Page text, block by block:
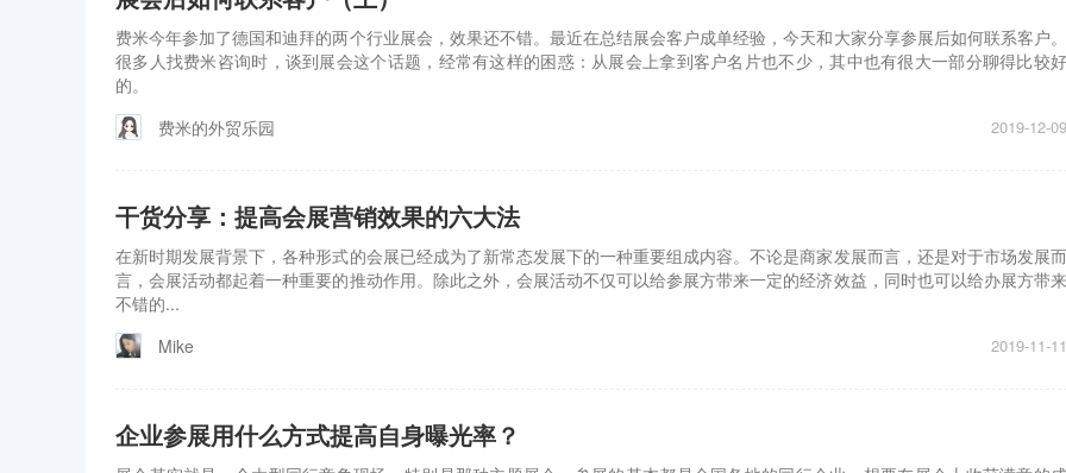
费米今年参加了德国和迪拜的两个行业展会，效果还不错。最近在总结展会客户成单经验，今天和大家分享参展后如何联系客户。
很多人找费米咨询时，谈到展会这个话题，经常有这样的困惑：从展会上拿到客户名片也不少，其中也有很大一部分聊得比较好
的。
费米的外贸乐园
2019-12-09
干货分享：提高会展营销效果的六大法
在新时期发展背景下，各种形式的会展已经成为了新常态发展下的一种重要组成内容。不论是商家发展而言，还是对于市场发展而
言，会展活动都起着一种重要的推动作用。除此之外，会展活动不仅可以给参展方带来一定的经济效益，同时也可以给办展方带来
不错的...
Mike
2019-11-11
企业参展用什么方式提高自身曝光率？